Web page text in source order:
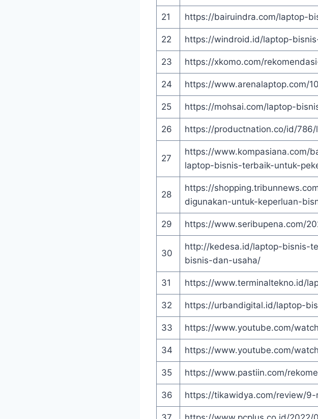
21 https://bairuindra.com/laptop-
22 https://windroid.id/laptop-
23 https://xkomo.com/
24 https://www.arenalaptop.com/
25 https://mohsai.com/laptop-
26 https://productnation.co/id/
27
https://www.kompasiana.com/
laptop-bisnis-terbaik-untuk-
28
https://
digunakan-untuk-keperluan-
29 https://www.seribupena.com/
30
http://kedesa.id/laptop-bisnis-
bisnis-dan-usaha/
31 https://www.terminaltekno.id/
32 https://urbandigital.id/laptop-
33 https://www.youtube.com/
34 https://www.youtube.com/
35 https://www.pastiin.com/
36 https://tikawidya.com/review/